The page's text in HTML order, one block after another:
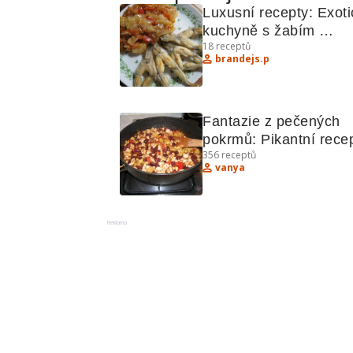
Luxusní recepty:
kuchyně s žabím
stehýnkem, krevetovým
salátem a dalšími
18 receptů
brandejs.p
Fantazie z pečených
pokrmů: Pikantní
s fazolemi, kuřecím a
vepřovým.
356 receptů
vanya
Reklama